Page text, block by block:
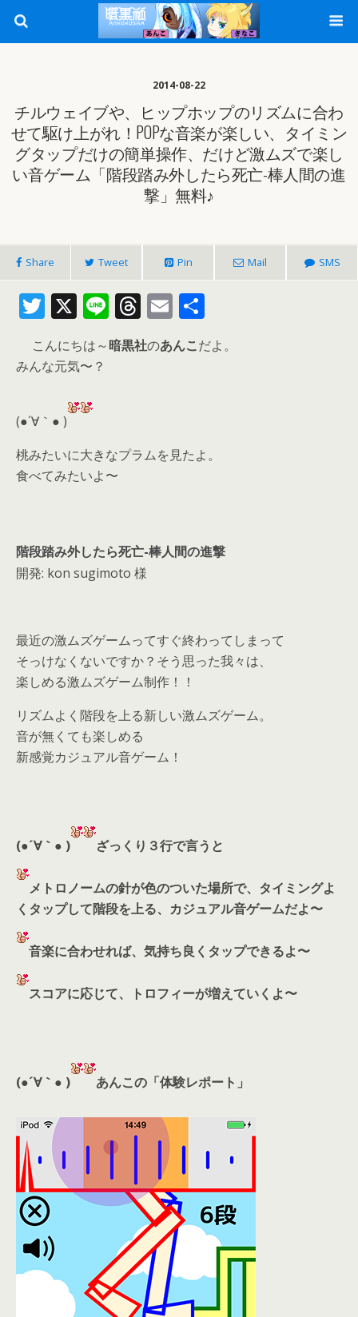
2014-08-22
チルウェイブや、ヒップホップのリズムに合わ
せて駆け上がれ！POPな音楽が楽しい、タイミン
グタップだけの簡単操作、だけど激ムズで楽し
い音ゲーム「階段踏み外したら死亡-棒人間の進
撃」無料♪
Share Tweet Pin Mail SMS
T
w
itt
er
X Li
n
e
T
h
re
E
m
ai
有
こんにちは～暗黒社のあんこだよ。
みんな元気〜？
(●´∀｀● )
桃みたいに大きなプラムを見たよ。
食べてみたいよ〜
階段踏み外したら死亡-棒人間の進撃
開発: kon sugimoto 様
最近の激ムズゲームってすぐ終わってしまって
そっけなくないですか？そう思った我々は、
楽しめる激ムズゲーム制作！！
リズムよく階段を上る新しい激ムズゲーム。
音が無くても楽しめる
新感覚カジュアル音ゲーム！
(●´∀｀● ) ざっくり３行で言うと
メトロノームの針が色のついた場所で、タイミングよ
くタップして階段を上る、カジュアル音ゲームだよ〜
音楽に合わせれば、気持ち良くタップできるよ〜
スコアに応じて、トロフィーが増えていくよ〜
(●´∀｀● ) あんこの「体験レポート」